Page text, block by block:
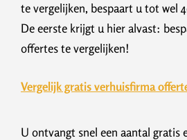
te vergelijken, bespaart u tot wel
De eerste krijgt u hier alvast:
offertes te vergelijken!
Vergelijk gratis verhuisfirma
U ontvangt snel een aantal gratis